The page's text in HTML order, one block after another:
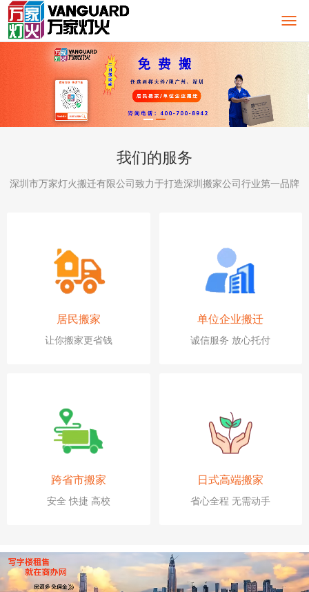
我们的服务
深圳市万家灯火搬迁有限公司致力于打造深圳搬家公司行业第一品牌
居民搬家
让你搬家更省钱
单位企业搬迁
诚信服务 放心托付
跨省市搬家
安全 快捷 高校
日式高端搬家
省心全程 无需动手